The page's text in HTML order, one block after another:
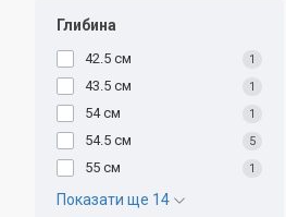
Глибина
42.5 см 1
43.5 см 1
54 см 1
54.5 см 5
55 см 1
Показати ще 14